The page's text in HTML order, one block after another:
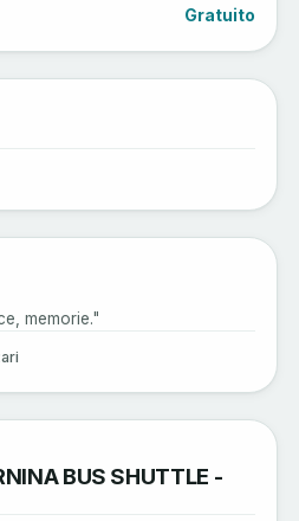
Gratuito
memorie."
GIU
BUS SHUTTLE -